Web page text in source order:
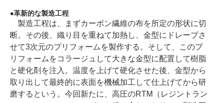
革新的な製造工程
製造工程は、まずカーボン繊維の布を所定の形状に切
断。その後、織り目を重ねて加熱し、金型にドレープさ
せて3次元のプリフォームを製作する。そして、このプ
リフォームをコラージュして大きな金型に配置して樹脂
と硬化剤を注入。温度を上げて硬化させた後、金型から
取り出して最終的に表面を機械加工して仕上げてから研
磨するという。今回新たに、高圧のRTM（レジントラン